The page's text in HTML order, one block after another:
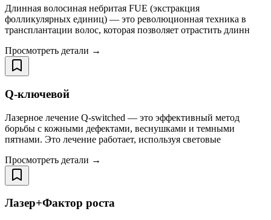
Длинная волосиная небритая FUE (экстракция
фолликулярных единиц) — это революционная техника в
трансплантации волос, которая позволяет отрастить длинн
Просмотреть детали →
Q-ключевой
Лазерное лечение Q-switched — это эффективный метод
борьбы с кожными дефектами, веснушками и темными
пятнами. Это лечение работает, используя световые
Просмотреть детали →
Лазер+Фактор роста